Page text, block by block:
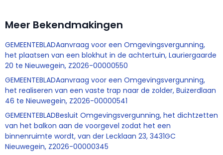
Meer Bekendmakingen
GEMEENTEBLADAanvraag voor een Omgevingsvergunning,
het plaatsen van een blokhut in de achtertuin, Lauriergaarde
20 te Nieuwegein, Z2026-00000550
GEMEENTEBLADAanvraag voor een Omgevingsvergunning,
het realiseren van een vaste trap naar de zolder, Buizerdlaan
46 te Nieuwegein, Z2026-00000541
GEMEENTEBLADBesluit Omgevingsvergunning, het dichtzetten
van het balkon aan de voorgevel zodat het een
binnenruimte wordt, van der Lecklaan 23, 3431GC
Nieuwegein, Z2026-00000345